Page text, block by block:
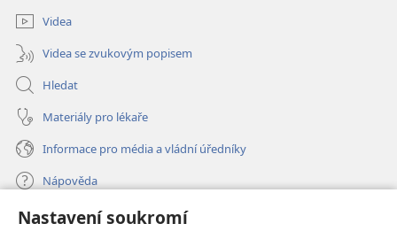
Nastavení soukromí
Videa
Videa se zvukovým popisem
Hledat
Materiály pro lékaře
Informace pro média a vládní úředníky
Nápověda
Dary